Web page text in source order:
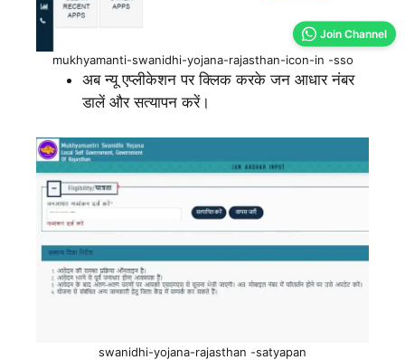
mukhyamanti-swanidhi-yojana-rajasthan-icon-in -sso
अब न्यू एप्लीकेशन पर क्लिक करके जन आधार नंबर
डालें और सत्यापन करें।
swanidhi-yojana-rajasthan -satyapan
Join Channel